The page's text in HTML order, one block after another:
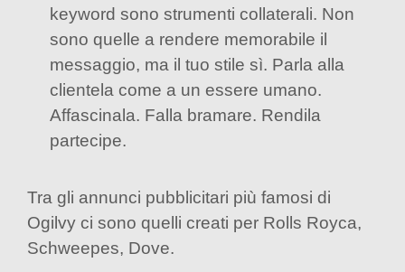
keyword sono strumenti collaterali. Non
sono quelle a rendere memorabile il
messaggio, ma il tuo stile sì. Parla alla
clientela come a un essere umano.
Affascinala. Falla bramare. Rendila
partecipe.
Tra gli annunci pubblicitari più famosi di
Ogilvy ci sono quelli creati per Rolls Royca,
Schweepes, Dove.